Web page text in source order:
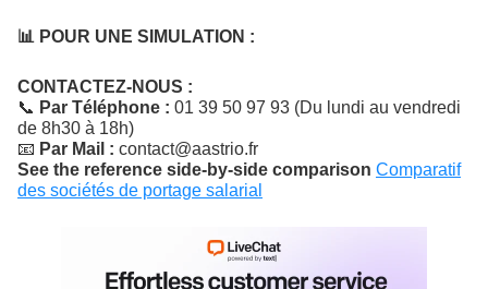
📊 POUR UNE SIMULATION :
CONTACTEZ-NOUS :
📞 Par Téléphone : 01 39 50 97 93 (Du lundi au vendredi
de 8h30 à 18h)
📧 Par Mail : contact@aastrio.fr
See the reference side-by-side comparison Comparatif
des sociétés de portage salarial